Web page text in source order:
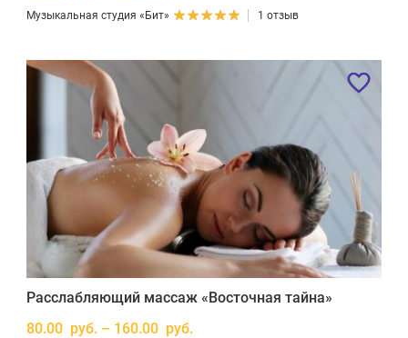
Музыкальная студия «Бит» 1 отзыв
Расслабляющий массаж «Восточная тайна»
80.00 руб. – 160.00 руб.